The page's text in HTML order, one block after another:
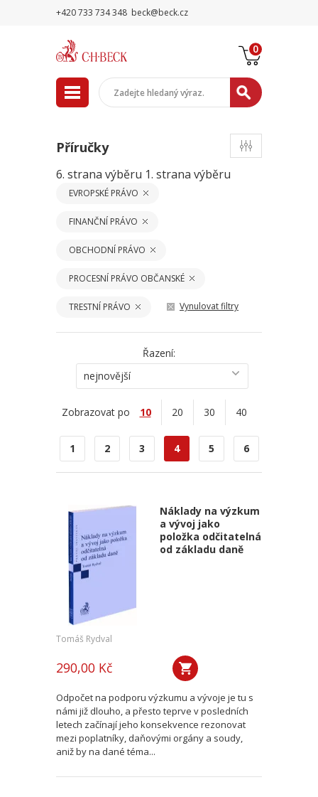
+420 733 734 348 beck@beck.cz
0
Příručky
6. strana výběru 1. strana výběru
EVROPSKÉ PRÁVO
FINANČNÍ PRÁVO
OBCHODNÍ PRÁVO
PROCESNÍ PRÁVO OBČANSKÉ
TRESTNÍ PRÁVO Vynulovat filtry
Řazení:
nejnovější
Zobrazovat po 10 20 30 40
1 2 3 4 5 6
Náklady na výzkum
a vývoj jako
položka odčitatelná
od základu daně
Tomáš Rydval
290,00 Kč
Odpočet na podporu výzkumu a vývoje je tu s
námi již dlouho, a přesto teprve v posledních
letech začínají jeho konsekvence rezonovat
mezi poplatníky, daňovými orgány a soudy,
aniž by na dané téma...